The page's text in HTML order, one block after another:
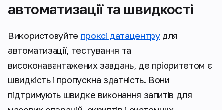
автоматизації та швидкості
Використовуйте проксі датацентрудля
автоматизації, тестування та
високонавантажених завдань, де пріоритетом є
швидкість і пропускна здатність. Вони
підтримують швидке виконання запитів для